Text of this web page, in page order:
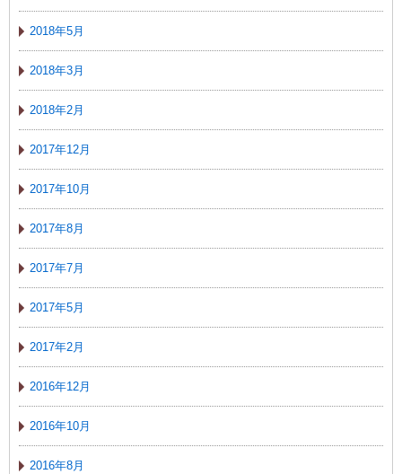
2018年5月
2018年3月
2018年2月
2017年12月
2017年10月
2017年8月
2017年7月
2017年5月
2017年2月
2016年12月
2016年10月
2016年8月